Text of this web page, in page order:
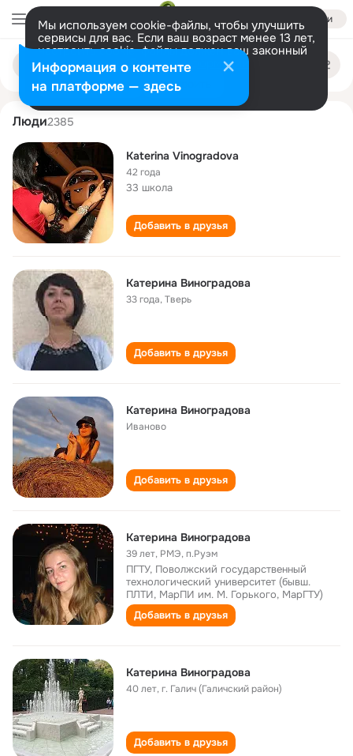
Войти
Мы используем cookie-файлы, чтобы улучшить
сервисы для вас. Если ваш возраст менее 13 лет,
настроить cookie-файлы должен ваш законный
представитель. Больше информации
Разрешить все Настроить
Поиск
людям
katerina vinogradova
Люди2385
Katerina Vinogradova
42 года
33 школа
Добавить в друзья
Катерина Виноградова
33 года,Тверь
Добавить в друзья
Катерина Виноградова
Иваново
Добавить в друзья
Катерина Виноградова
39 лет, РМЭ, п.Руэм
ПГТУ, Поволжский государственный
технологический университет (бывш.
ПЛТИ, МарПИ им. М. Горького, МарГТУ)
Добавить в друзья
Катерина Виноградова
40 лет,г. Галич (Галичский район)
Добавить в друзья
Информация о контенте
на платформе — здесь